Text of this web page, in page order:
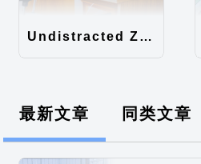
Undistracted Zen主题汉化包
最新文章 同类文章